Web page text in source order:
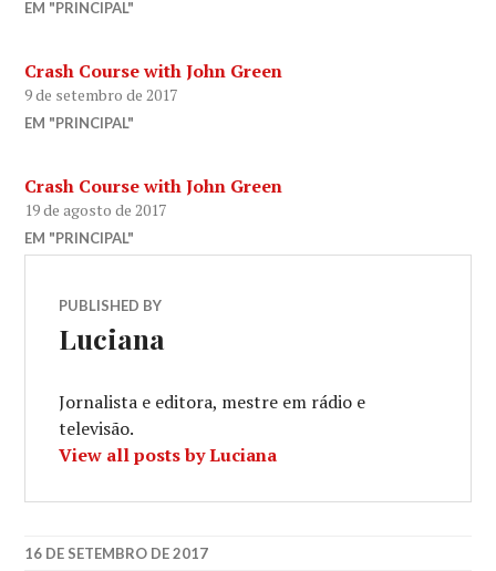
EM "PRINCIPAL"
Crash Course with John Green
9 de setembro de 2017
EM "PRINCIPAL"
Crash Course with John Green
19 de agosto de 2017
EM "PRINCIPAL"
PUBLISHED BY
Luciana
Jornalista e editora, mestre em rádio e
televisão.
View all posts by Luciana
16 DE SETEMBRO DE 2017